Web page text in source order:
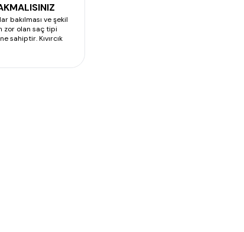
bakılması ve şekil
zor olan saç tipi
sahiptir. Kıvırcık